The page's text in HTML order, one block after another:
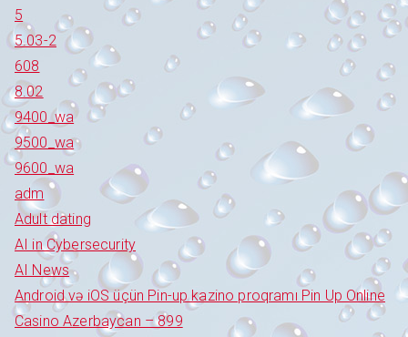
5
5.03-2
608
8.02
9400_wa
9500_wa
9600_wa
adm
Adult dating
AI in Cybersecurity
AI News
Android və iOS üçün Pin-up kazino proqramı Pin Up Online
Casino Azerbaycan – 899